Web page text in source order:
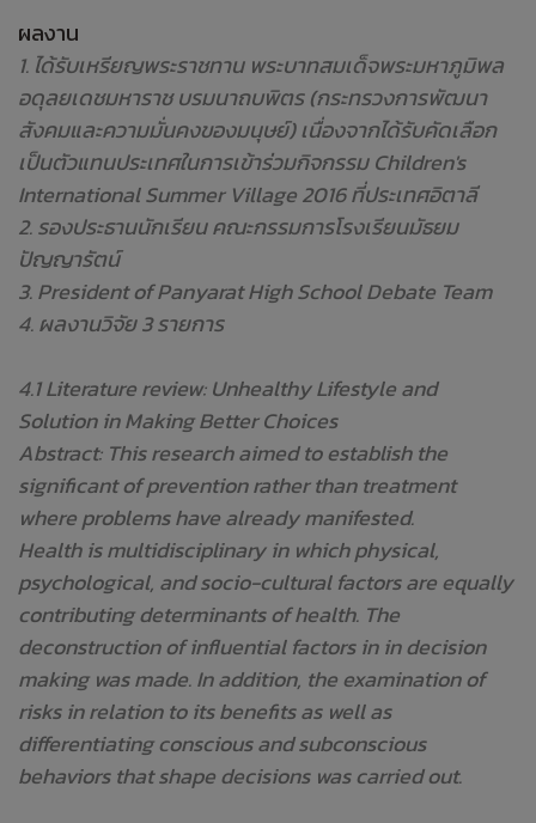
ผลงาน
1. ได้รับเหรียญพระราชทาน พระบาทสมเด็จพระมหาภูมิพล
อดุลยเดชมหาราช บรมนาถบพิตร (กระทรวงการพัฒนา
สังคมและความมั่นคงของมนุษย์) เนื่องจากได้รับคัดเลือก
เป็นตัวแทนประเทศในการเข้าร่วมกิจกรรม Children's
International Summer Village 2016 ที่ประเทศอิตาลี
2. รองประธานนักเรียน คณะกรรมการโรงเรียนมัธยม
ปัญญารัตน์
3. President of Panyarat High School Debate Team
4. ผลงานวิจัย 3 รายการ
4.1 Literature review: Unhealthy Lifestyle and
Solution in Making Better Choices
Abstract: This research aimed to establish the
significant of prevention rather than treatment
where problems have already manifested.
Health is multidisciplinary in which physical,
psychological, and socio-cultural factors are equally
contributing determinants of health. The
deconstruction of influential factors in in decision
making was made. In addition, the examination of
risks in relation to its benefits as well as
differentiating conscious and subconscious
behaviors that shape decisions was carried out.